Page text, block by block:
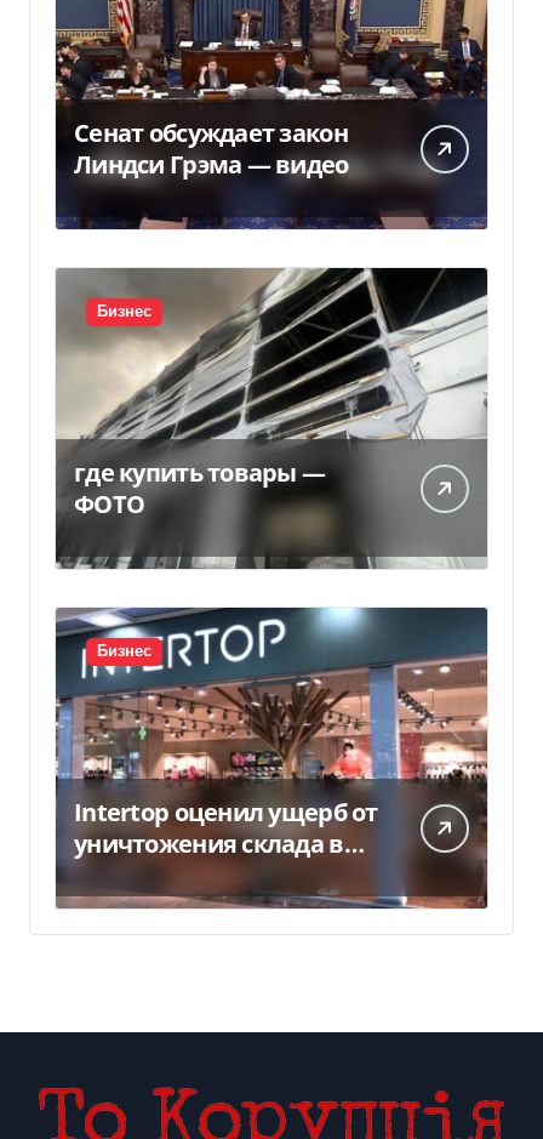
Сенат обсуждает закон
Линдси Грэма — видео
Бизнес
где купить товары —
ФОТО
Бизнес
Intertop оценил ущерб от
уничтожения склада в
450 млн грн